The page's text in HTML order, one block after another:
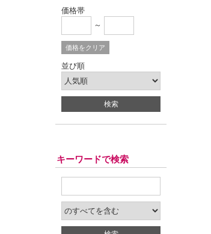
価格帯
～
価格をクリア
並び順
キーワードで検索